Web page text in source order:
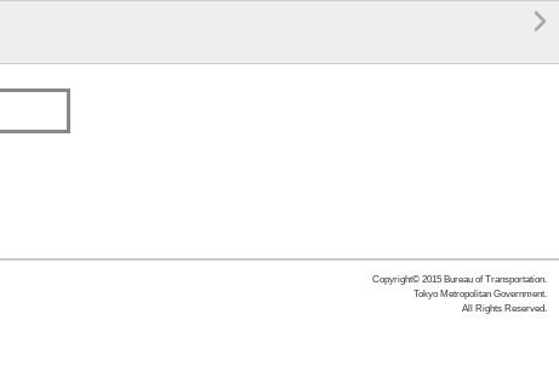

Copyright© 2015 Bureau of Transportation.
Tokyo Metropolitan Government.
All Rights Reserved.